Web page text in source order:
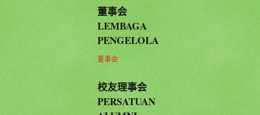
董事会
LEMBAGA
PENGELOLA
董事会
校友理事会
PERSATUAN